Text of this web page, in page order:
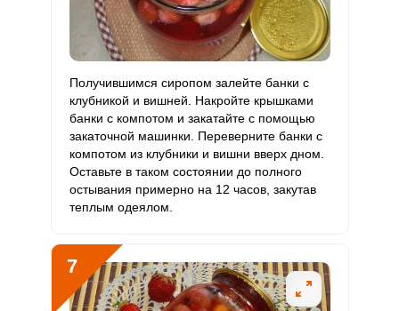
Получившимся сиропом залейте банки с
клубникой и вишней. Накройте крышками
банки с компотом и закатайте с помощью
закаточной машинки. Переверните банки с
компотом из клубники и вишни вверх дном.
Оставьте в таком состоянии до полного
остывания примерно на 12 часов, закутав
теплым одеялом.
7